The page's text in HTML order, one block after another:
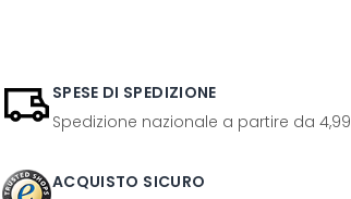
SPESE DI SPEDIZIONE
Spedizione nazionale a partire da
ACQUISTO SICURO